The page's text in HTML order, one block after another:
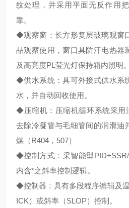
纹处理，并采用平面无反作用
靠。
◆观察窗：长方形复层玻璃观窗
品观察使用，窗口具防汗电热器
及高亮度PL莹光灯保持箱内照明。
◆供水系统：具可外接式供水系
水，并自动回收使用。
◆压缩机：压缩机循环系统采用
去除冷凝管与毛细管间的润滑
煤（R404，507）
◆控制方式：采智能型
内含*之斜率控制逻辑。
◆控制器：具有多段程序编辑及
ICK）或斜率（SLOP）控制。